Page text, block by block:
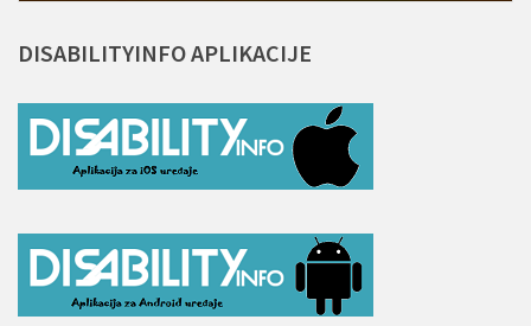
DISABILITYINFOAPLIKACIJE